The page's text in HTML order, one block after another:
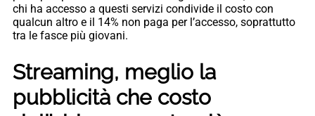
chi ha accesso a questi servizi condivide il costo con
qualcun altro e il 14% non paga per l’accesso, soprattutto
tra le fasce più giovani.
Streaming, meglio la
pubblicità che costo